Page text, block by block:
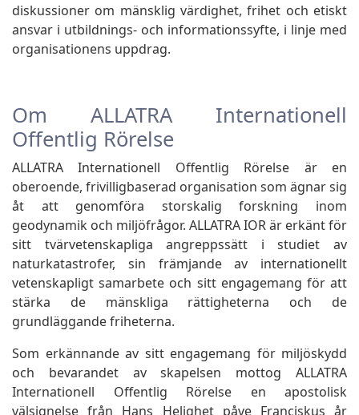
diskussioner om mänsklig värdighet, frihet och etiskt
ansvar i utbildnings- och informationssyfte, i linje med
organisationens uppdrag.
Om ALLATRA Internationell
Offentlig Rörelse
ALLATRA Internationell Offentlig Rörelse är en
oberoende, frivilligbaserad organisation som ägnar sig
åt att genomföra storskalig forskning inom
geodynamik och miljöfrågor. ALLATRA IOR är erkänt för
sitt tvärvetenskapliga angreppssätt i studiet av
naturkatastrofer, sin främjande av internationellt
vetenskapligt samarbete och sitt engagemang för att
stärka de mänskliga rättigheterna och de
grundläggande friheterna.
Som erkännande av sitt engagemang för miljöskydd
och bevarandet av skapelsen mottog ALLATRA
Internationell Offentlig Rörelse en apostolisk
välsignelse från Hans Helighet påve Franciskus år